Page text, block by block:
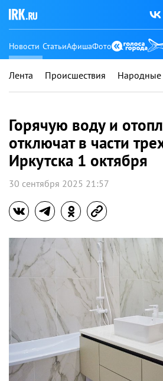
Новости СтатьиАфишаФото
Лента Происшествия Народные
Горячую воду и
отключат в части
Иркутска 1 октября
30 сентября 2025 21:57